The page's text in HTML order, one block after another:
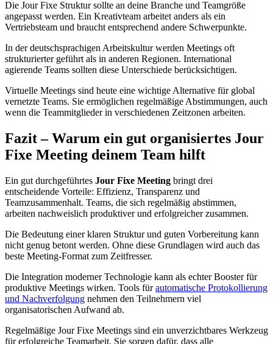
Die Jour Fixe Struktur sollte an deine Branche und Teamgröße
angepasst werden. Ein Kreativteam arbeitet anders als ein
Vertriebsteam und braucht entsprechend andere Schwerpunkte.
In der deutschsprachigen Arbeitskultur werden Meetings oft
strukturierter geführt als in anderen Regionen. International
agierende Teams sollten diese Unterschiede berücksichtigen.
Virtuelle Meetings sind heute eine wichtige Alternative für global
vernetzte Teams. Sie ermöglichen regelmäßige Abstimmungen, auch
wenn die Teammitglieder in verschiedenen Zeitzonen arbeiten.
Fazit – Warum ein gut organisiertes Jour
Fixe Meeting deinem Team hilft
Ein gut durchgeführtes Jour Fixe Meeting bringt drei
entscheidende Vorteile: Effizienz, Transparenz und
Teamzusammenhalt. Teams, die sich regelmäßig abstimmen,
arbeiten nachweislich produktiver und erfolgreicher zusammen.
Die Bedeutung einer klaren Struktur und guten Vorbereitung kann
nicht genug betont werden. Ohne diese Grundlagen wird auch das
beste Meeting-Format zum Zeitfresser.
Die Integration moderner Technologie kann als echter Booster für
produktive Meetings wirken. Tools fürautomatische Protokollierung
und Nachverfolgung nehmen den Teilnehmern viel
organisatorischen Aufwand ab.
Regelmäßige Jour Fixe Meetings sind ein unverzichtbares Werkzeug
für erfolgreiche Teamarbeit. Sie sorgen dafür, dass alle